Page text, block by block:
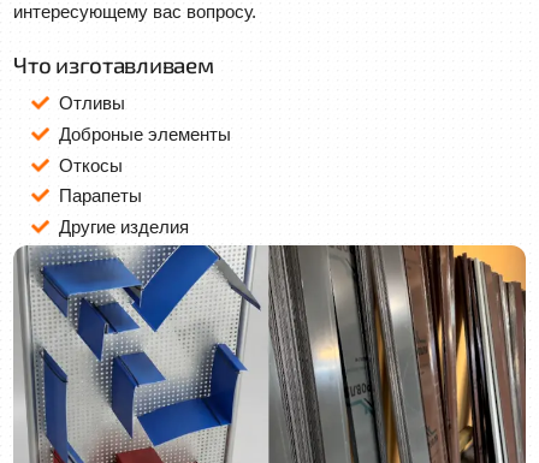
интересующему вас вопросу.
Что изготавливаем
Отливы
Доброные элементы
Откосы
Парапеты
Другие изделия